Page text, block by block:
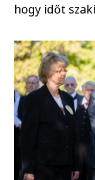
hogy időt